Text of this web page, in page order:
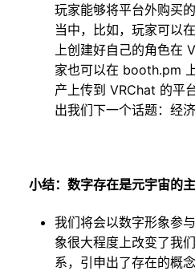
玩家能够将平台外购买
当中，比如，玩家可以
上创建好自己的角色在
家也可以在 booth.pm
产上传到 VRChat 的平
出我们下一个话题：经济
小结：数字存在是元宇宙的
我们将会以数字形象参
象很大程度上改变了我
系，引申出了存在的概念